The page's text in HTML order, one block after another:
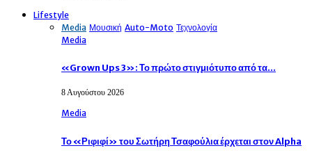
Lifestyle
Media Μουσική Auto-Moto Τεχνολογία
Media
«Grown Ups 3»: Το πρώτο στιγμιότυπο από τα…
8 Αυγούστου 2026
Media
Το «Ριφιφί» του Σωτήρη Τσαφούλια έρχεται στον Alpha